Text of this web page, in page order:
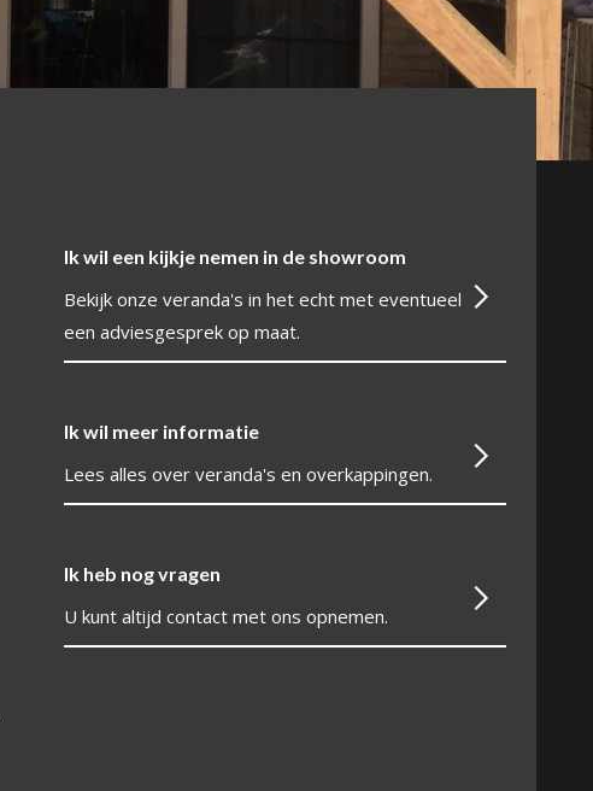
Ik wil een kijkje nemen in de showroom
Bekijk onze veranda's in het echt met eventueel
een adviesgesprek op maat.
Ik wil meer informatie
Lees alles over veranda's en overkappingen.
Ik heb nog vragen
U kunt altijd contact met ons opnemen.